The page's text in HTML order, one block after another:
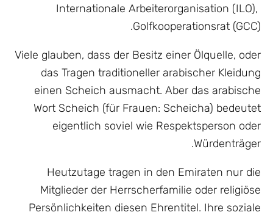
Internationale Arbeiterorganisation (ILO),
Golfkooperationsrat (GCC).
Viele glauben, dass der Besitz einer Ölquelle, oder
das Tragen traditioneller arabischer Kleidung
einen Scheich ausmacht. Aber das arabische
Wort Scheich (für Frauen: Scheicha) bedeutet
eigentlich soviel wie Respektsperson oder
Würdenträger.
Heutzutage tragen in den Emiraten nur die
Mitglieder der Herrscherfamilie oder religiöse
Persönlichkeiten diesen Ehrentitel. Ihre soziale